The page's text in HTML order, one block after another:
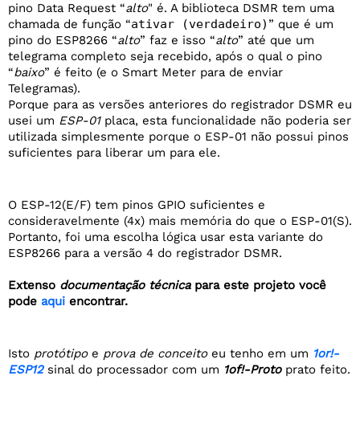
pino Data Request “alto" é. A biblioteca DSMR tem uma
chamada de função “ativar (verdadeiro) ” que é um
pino do ESP8266 “alto” faz e isso “alto” até que um
telegrama completo seja recebido, após o qual o pino
“baixo” é feito (e o Smart Meter para de enviar
Telegramas).
Porque para as versões anteriores do registrador DSMR eu
usei um ESP-01placa, esta funcionalidade não poderia ser
utilizada simplesmente porque o ESP-01 não possui pinos
suficientes para liberar um para ele.
O ESP-12(E/F) tem pinos GPIO suficientes e
consideravelmente (4x) mais memória do que o ESP-01(S).
Portanto, foi uma escolha lógica usar esta variante do
ESP8266 para a versão 4 do registrador DSMR.
Extenso documentação técnicapara este projeto você
pode aqui encontrar.
Isto protótipoe prova de conceitoeu tenho em um 1or!-
ESP12sinal do processador com um 1of!-Protoprato feito.